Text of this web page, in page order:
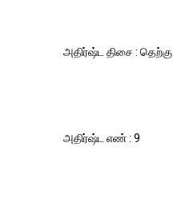
அதிர்ஷ்ட திசை : தெற்கு
அதிர்ஷ்ட எண் : 9